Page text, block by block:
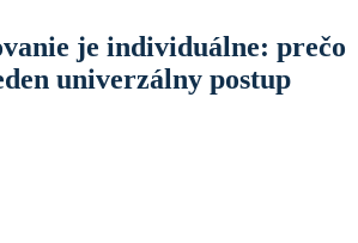
je individuálne: prečo
univerzálny postup